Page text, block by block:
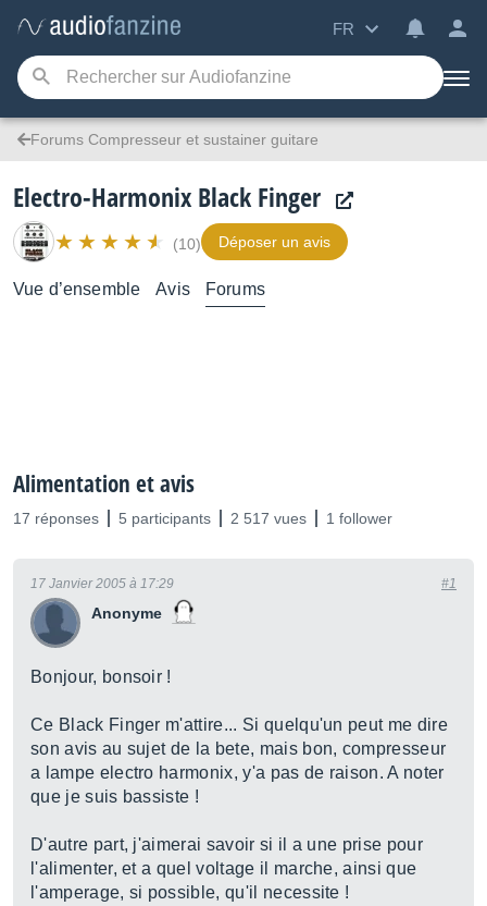
FR
Forums Compresseur et sustainer guitare
Electro-Harmonix Black Finger
(10) Déposer un avis
Vue d’ensemble Avis Forums
Alimentation et avis
17 réponses 5 participants 2 517 vues 1 follower
Anonyme
17 Janvier 2005 à 17:29 #1
Bonjour, bonsoir !
Ce Black Finger m'attire... Si quelqu'un peut me dire
son avis au sujet de la bete, mais bon, compresseur
a lampe electro harmonix, y'a pas de raison. A noter
que je suis bassiste !
D'autre part, j'aimerai savoir si il a une prise pour
l'alimenter, et a quel voltage il marche, ainsi que
l'amperage, si possible, qu'il necessite !